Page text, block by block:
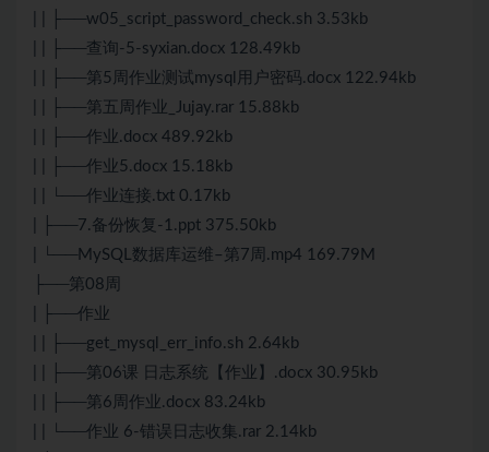
| | ├──w05_script_password_check.sh 3.53kb
| | ├──查询-5-syxian.docx 128.49kb
| | ├──第5周作业测试mysql用户密码.docx 122.94kb
| | ├──第五周作业_Jujay.rar 15.88kb
| | ├──作业.docx 489.92kb
| | ├──作业5.docx 15.18kb
| | └──作业连接.txt 0.17kb
| ├──7.备份恢复-1.ppt 375.50kb
| └──MySQL数据库运维–第7周.mp4 169.79M
├──第08周
| ├──作业
| | ├──get_mysql_err_info.sh 2.64kb
| | ├──第06课 日志系统【作业】.docx 30.95kb
| | ├──第6周作业.docx 83.24kb
| | └──作业 6-错误日志收集.rar 2.14kb